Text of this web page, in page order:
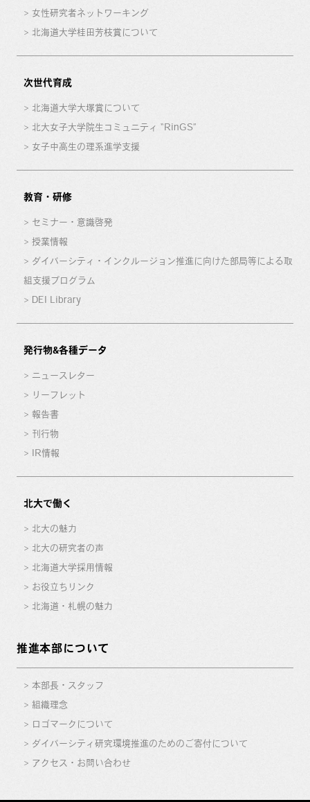
女性研究者ネットワーキング
北海道大学桂田芳枝賞について
次世代育成
北海道大学大塚賞について
北大女子大学院生コミュニティ “RinGS”
女子中高生の理系進学支援
教育・研修
セミナー・意識啓発
授業情報
ダイバーシティ・インクルージョン推進に向けた部局等による取
組支援プログラム
DEI Library
発行物&各種データ
ニュースレター
リーフレット
報告書
刊行物
IR情報
北大で働く
北大の魅力
北大の研究者の声
北海道大学採用情報
お役立ちリンク
北海道・札幌の魅力
推進本部について
本部長・スタッフ
組織理念
ロゴマークについて
ダイバーシティ研究環境推進のためのご寄付について
アクセス・お問い合わせ